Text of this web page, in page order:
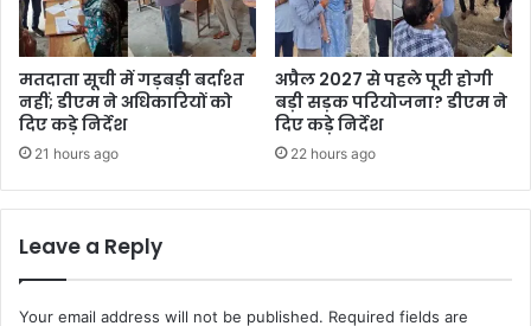
मतदाता सूची में गड़बड़ी बर्दाश्त
नहीं; डीएम ने अधिकारियों को
दिए कड़े निर्देश
21 hours ago
अप्रैल 2027 से पहले पूरी होगी
बड़ी सड़क परियोजना? डीएम ने
दिए कड़े निर्देश
22 hours ago
Leave a Reply
Your email address will not be published. Required fields are